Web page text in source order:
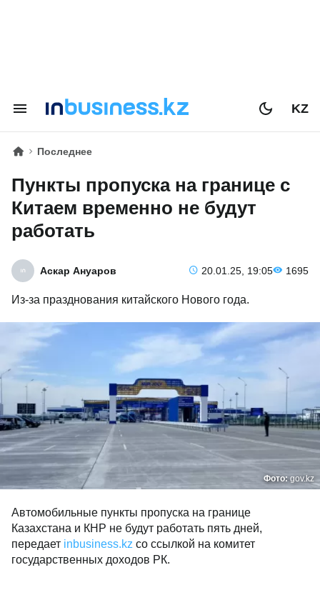
KZ
Последнее
Пункты пропуска на границе с
Китаем временно не будут
работать
Аскар Ануаров 20.01.25, 19:05 1695
Из-за празднования китайского Нового года.
Фото:gov.kz
Автомобильные пункты пропуска на границе
Казахстана и КНР не будут работать пять дней,
передает inbusiness.kz со ссылкой на комитет
государственных доходов РК.